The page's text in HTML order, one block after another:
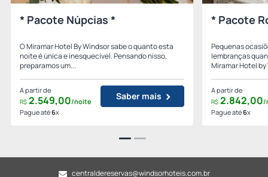
* Pacote Núpcias *
O Miramar Hotel By Windsor sabe o quanto esta
noite é única e inesquecível. Pensando nisso,
preparamos um...
A partir de
R$ 2.549,00/noite
Pague até6x
Saber mais
* Pacote
Pequenas
lembranças
Miramar Hotel by
A partir de
R$ 2.842,00/
Pague até6x
centraldereservas@windsorhoteis.com.br